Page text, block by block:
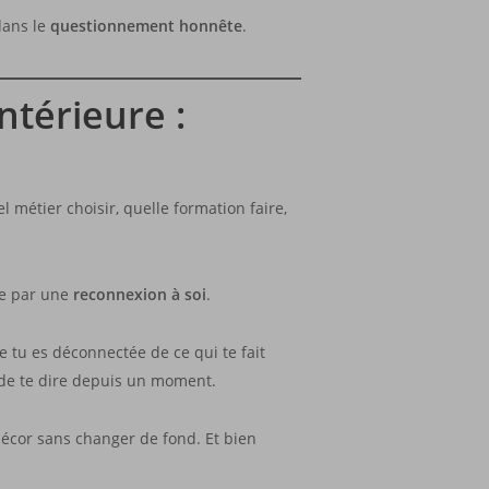
le questionnement honnête.
:
métier choisir, quelle formation faire,
par une reconnexion à soi.
tu es déconnectée de ce qui te fait
te dire depuis un moment.
sans changer de fond. Et bien